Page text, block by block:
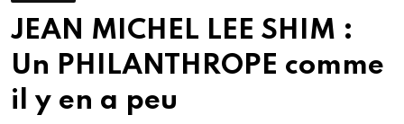
JEAN MICHEL LEE SHIM :
Un PHILANTHROPE comme
il y en a peu